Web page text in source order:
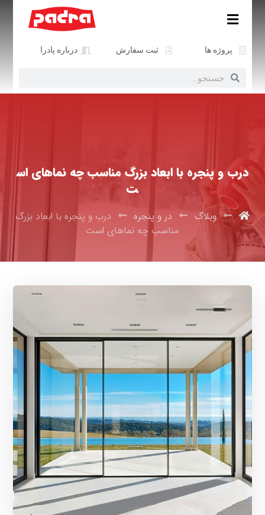
پروژه ها ثبت سفارش درباره پادرا
درب و پنجره با ابعاد بزرگ مناسب چه نماهای اس
ت
وبلاگ در و پنجره
درب و پنجره با ابعاد بزرگ
مناسب چه نماهای است